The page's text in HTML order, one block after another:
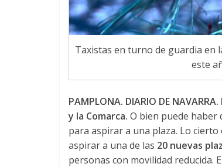
Taxistas en turno de guardia en
este
PAMPLONA. DIARIO DE
y la Comarca. O bien puede haber
para aspirar a una plaza. Lo
aspirar a una de las 20 nuevas
personas con movilidad reducida.